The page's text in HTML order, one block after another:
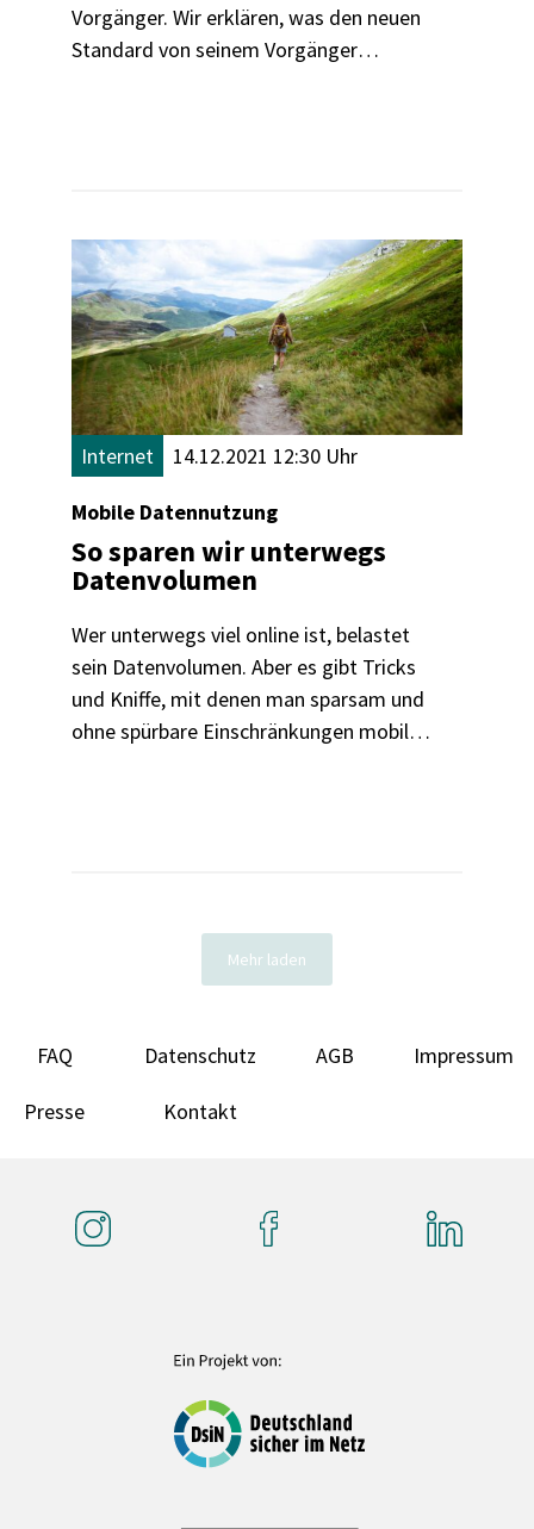
Vorgänger. Wir erklären, was den neuen
Standard von seinem Vorgänger
Internet 14.12.2021 12:30 Uhr
Mobile Datennutzung
So sparen wir unterwegs
Datenvolumen
Wer unterwegs viel online ist, belastet
sein Datenvolumen. Aber es gibt Tricks
und Kniffe, mit denen man sparsam und
ohne spürbare Einschränkungen mobil
Mehr laden
FAQ Datenschutz AGB Impressum
Presse Kontakt